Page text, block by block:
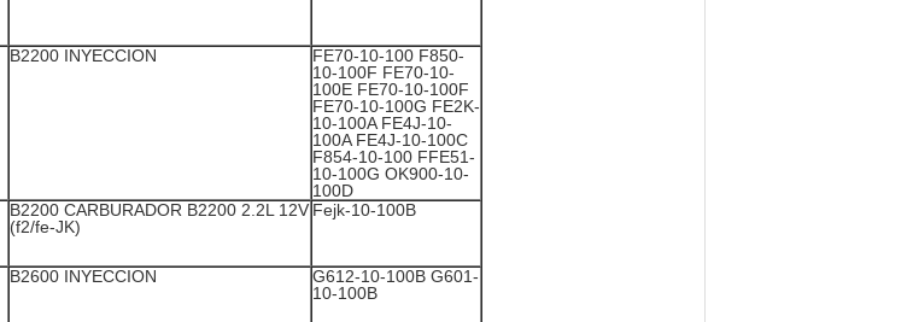
B2200 INYECCION
FE70-10-100 F850-
10-100F FE70-10-
100E FE70-10-100F
FE70-10-100G FE2K-
10-100A FE4J-10-
100A FE4J-10-100C
F854-10-100 FFE51-
10-100G OK900-10-
100D
B2200 CARBURADOR B2200 2.2L 12V
(f2/fe-JK)
Fejk-10-100B
B2600 INYECCION
G612-10-100B G601-
10-100B